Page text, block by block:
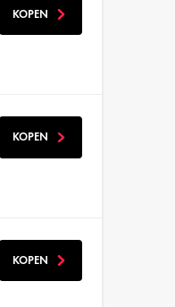
KOPEN
KOPEN
KOPEN